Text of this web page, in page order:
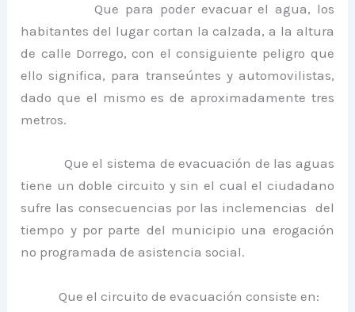
Que para poder evacuar el agua, los
habitantes del lugar cortan la calzada, a la altura
de calle Dorrego, con el consiguiente peligro que
ello significa, para transeúntes y automovilistas,
dado que el mismo es de aproximadamente tres
metros.
Que el sistema de evacuación de las aguas
tiene un doble circuito y sin el cual el ciudadano
sufre las consecuencias por las inclemencias del
tiempo y por parte del municipio una erogación
no programada de asistencia social.
Que el circuito de evacuación consiste en: